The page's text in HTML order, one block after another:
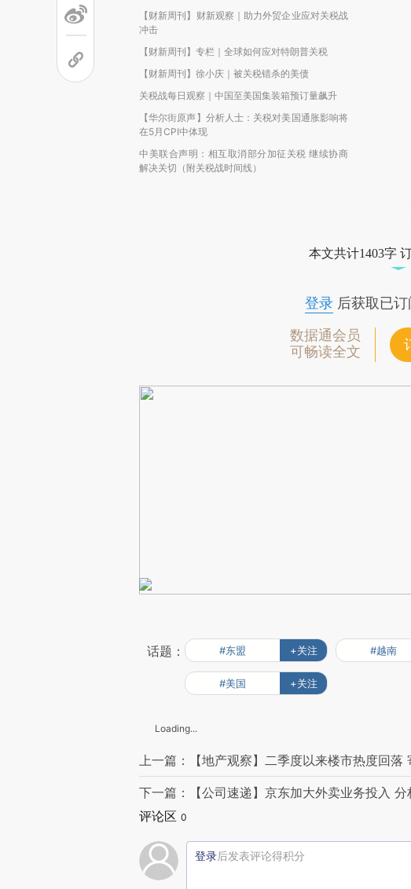
【财新周刊】财新观察｜助力外贸企业应对关税战
冲击
【财新周刊】专栏｜全球如何应对特朗普关税
【财新周刊】徐小庆｜被关税错杀的美债
关税战每日观察｜中国至美国集装箱预订量飙升
【华尔街原声】分析人士：关税对美国通胀影响将
在5月CPI中体现
中美联合声明：相互取消部分加征关税 继续协商
解决关切（附关税战时间线）
本文共计1403字
登录后获取已订
数据通会员
可畅读全文
话题： #东盟 +关注 #越南
#美国 +关注
Loading...
上一篇：【地产观察】二季度以来楼市热度回落
下一篇：【公司速递】京东加大外卖业务投入
评论区 0
登录后发表评论得积分